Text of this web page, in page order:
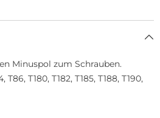
Minuspol zum Schrauben.
T180, T182, T185, T188, T190,